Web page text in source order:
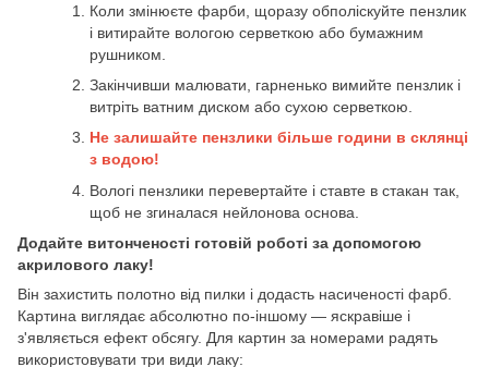
Коли змінюєте фарби, щоразу обполіскуйте пензлик
і витирайте вологою серветкою або бумажним
рушником.
Закінчивши малювати, гарненько вимийте пензлик і
витріть ватним диском або сухою серветкою.
Не залишайте пензлики більше години в склянці
з водою!
Вологі пензлики перевертайте і ставте в стакан так,
щоб не згиналася нейлонова основа.
Додайте витонченості готовій роботі за допомогою
акрилового лаку!
Він захистить полотно від пилки і додасть насиченості фарб.
Картина виглядає абсолютно по-іншому — яскравіше і
з'являється ефект обсягу. Для картин за номерами радять
використовувати три види лаку: